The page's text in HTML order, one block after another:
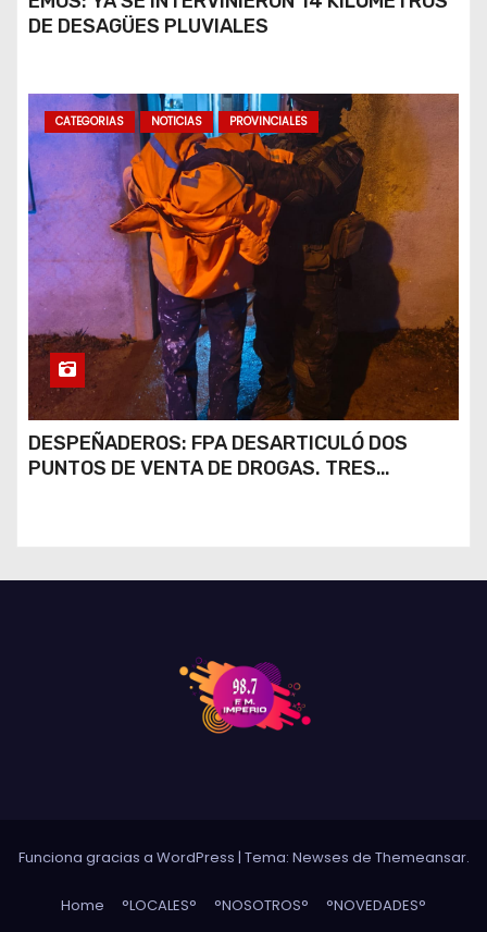
DE DESAGÜES PLUVIALES
CATEGORIAS NOTICIAS PROVINCIALES
DESPEÑADEROS: FPA DESARTICULÓ DOS
PUNTOS DE VENTA DE DROGAS. TRES
Funciona gracias a WordPress | Tema: Newses de Themeansar.
Home °LOCALES° °NOSOTROS° °NOVEDADES°